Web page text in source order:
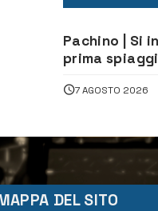
Pachino | Si
prima
assistenza e
7 AGOSTO 2026
DEL SITO